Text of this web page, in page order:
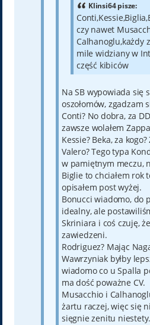
Klinsi64 pisze:
czy nawet
Calhanoglu,każdy
mile widziany w
część kibiców
Na SB wypowiada się
oszołomów, zgadzam
Conti? No dobra, za
zawsze wolałem
Kessie? Beka, za
Valero? Tego typa
w pamiętnym meczu,
Biglie to chciałem rok
opisałem post wyżej.
Bonucci wiadomo, do
idealny, ale
Skriniara i coś czuję,
zawiedzeni.
Rodriguez? Mając
Wawrzyniak byłby
wiadomo co u Spalla
ma dość poważne CV.
Musacchio i
żartu raczej, więc się
sięgnie zenitu niestety.